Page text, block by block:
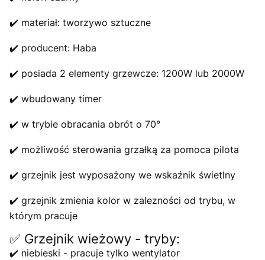
✔️ materiał: tworzywo sztuczne
✔️ producent: Haba
✔️ posiada 2 elementy grzewcze: 1200W lub 2000W
✔️ wbudowany timer
✔️ w trybie obracania obrót o 70°
✔️ możliwość sterowania grzałką za pomoca pilota
✔️ grzejnik jest wyposażony we wskaźnik świetlny
✔️ grzejnik zmienia kolor w zalezności od trybu, w
którym pracuje
✅ Grzejnik wieżowy - tryby:
✔️ niebieski - pracuje tylko wentylator